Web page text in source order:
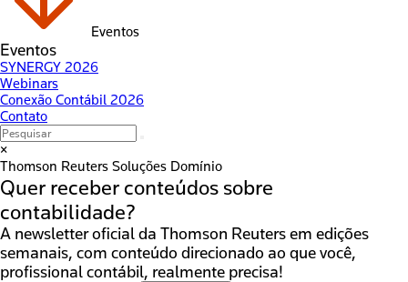
Eventos
Eventos
SYNERGY 2026
Webinars
Conexão Contábil 2026
Contato
×
Thomson Reuters Soluções Domínio
Quer receber conteúdos sobre
contabilidade?
A newsletter oficial da Thomson Reuters em edições
semanais, com conteúdo direcionado ao que você,
profissional contábil, realmente precisa!